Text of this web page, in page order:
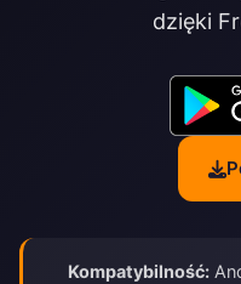
dzięki
Kompatybilność: